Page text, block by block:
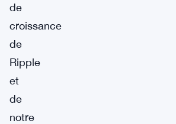
de
croissance
de
Ripple
et
de
notre